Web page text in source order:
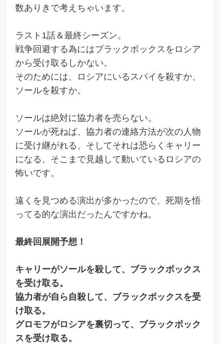
数ありきで考えちゃいます。
ラスト1話＆最終シーズン。
戦争回避する為にはブラックボックスをロシア
から受け取るしかない。
そのためには、ロシアにいるスパイを殺すか、
ソールを殺すか。
ソールは絶対に協力者を売らない。
ソールが死ねば、協力者の連絡方法が次の人物
に受け継がれる、そしてそれは恐らくキャリー
になる、そこまで見越して動いているロシアの
怖いです。
遠くを見つめる演出が多かったので、死期を悟
ってる的な演出だったんですかね。
最終回展開予想！
キャリーがソールを殺して、ブラックボックス
を受け取る。
協力者が自ら自殺して、ブラックボックスを受
け取る。
グロモフがロシアを裏切って、ブラックボック
スを受け取る。